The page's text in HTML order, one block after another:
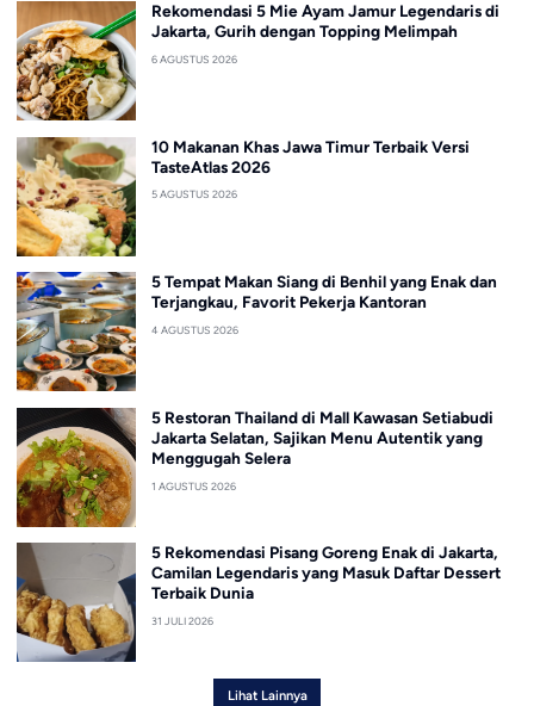
Rekomendasi 5 Mie Ayam Jamur Legendaris di
Jakarta, Gurih dengan Topping Melimpah
6 AGUSTUS 2026
10 Makanan Khas Jawa Timur Terbaik Versi
TasteAtlas 2026
5 AGUSTUS 2026
5 Tempat Makan Siang di Benhil yang Enak dan
Terjangkau, Favorit Pekerja Kantoran
4 AGUSTUS 2026
5 Restoran Thailand di Mall Kawasan Setiabudi
Jakarta Selatan, Sajikan Menu Autentik yang
Menggugah Selera
1 AGUSTUS 2026
5 Rekomendasi Pisang Goreng Enak di Jakarta,
Camilan Legendaris yang Masuk Daftar Dessert
Terbaik Dunia
31 JULI 2026
Lihat Lainnya